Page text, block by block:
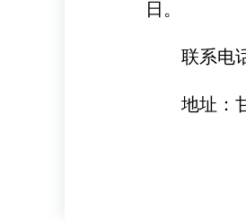
日。
联系电
地址：